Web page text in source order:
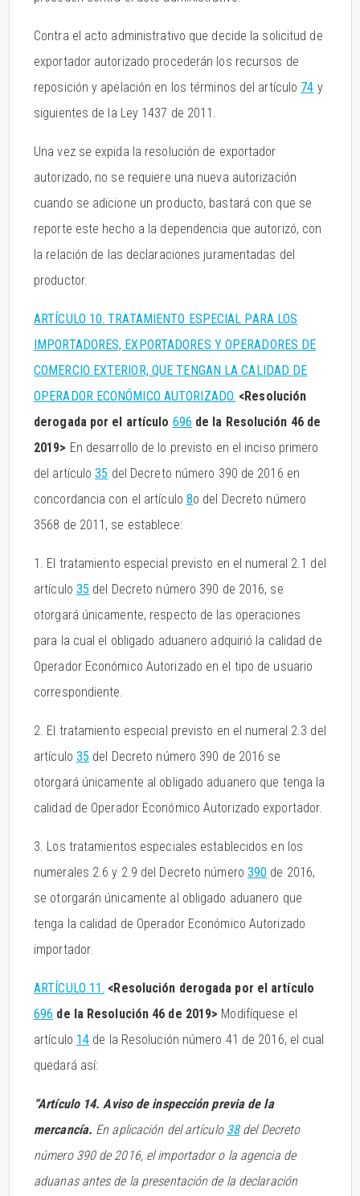
Contra el acto administrativo que decide la solicitud de
exportador autorizado procederán los recursos de
reposición y apelación en los términos del artículo 74 y
siguientes de la Ley 1437 de 2011.
Una vez se expida la resolución de exportador
autorizado, no se requiere una nueva autorización
cuando se adicione un producto, bastará con que se
reporte este hecho a la dependencia que autorizó, con
la relación de las declaraciones juramentadas del
productor.
ARTÍCULO 10. TRATAMIENTO ESPECIAL PARA LOS
IMPORTADORES, EXPORTADORES Y OPERADORES DE
COMERCIO EXTERIOR, QUE TENGAN LA CALIDAD DE
OPERADOR ECONÓMICO AUTORIZADO. <Resolución
derogada por el artículo 696 de la Resolución 46 de
2019> En desarrollo de lo previsto en el inciso primero
del artículo35 del Decreto número 390 de 2016 en
concordancia con el artículo 8o del Decreto número
3568 de 2011, se establece:
1. El tratamiento especial previsto en el numeral 2.1 del
artículo 35 del Decreto número 390 de 2016, se
otorgará únicamente, respecto de las operaciones
para la cual el obligado aduanero adquirió la calidad de
Operador Económico Autorizado en el tipo de usuario
correspondiente.
2. El tratamiento especial previsto en el numeral 2.3 del
artículo 35 del Decreto número 390 de 2016 se
otorgará únicamente al obligado aduanero que tenga la
calidad de Operador Económico Autorizado exportador.
3. Los tratamientos especiales establecidos en los
numerales 2.6 y 2.9 del Decreto número 390 de 2016,
se otorgarán únicamente al obligado aduanero que
tenga la calidad de Operador Económico Autorizado
importador.
ARTÍCULO 11. <Resolución derogada por el artículo
696 de la Resolución 46 de 2019> Modifíquese el
artículo 14 de la Resolución número 41 de 2016, el cual
quedará así:
“Artículo 14. Aviso de inspección previa de la
mercancía. En aplicación del artículo 38del Decreto
número 390 de 2016, el importador o la agencia de
aduanas antes de la presentación de la declaración